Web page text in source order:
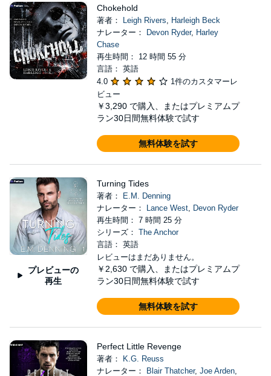
Chokehold
著者： Leigh Rivers, Harleigh Beck
ナレーター：
Devon Ryder, Harley
Chase
再生時間： 12 時間 55 分
言語： 英語
4.0
1件のカスタマーレ
ビュー
￥3,290 で購入、またはプレミアムプ
ラン30日間無料体験で試す
無料体験を試す
プレビューの
再生
Turning Tides
著者：
E.M. Denning
ナレーター：
Lance West, Devon Ryder
再生時間： 7 時間 25 分
シリーズ： The Anchor
言語： 英語
レビューはまだありません。
￥2,630 で購入、またはプレミアムプ
ラン30日間無料体験で試す
無料体験を試す
Perfect Little Revenge
著者：
K.G. Reuss
ナレーター：
Blair Thatcher, Joe Arden,